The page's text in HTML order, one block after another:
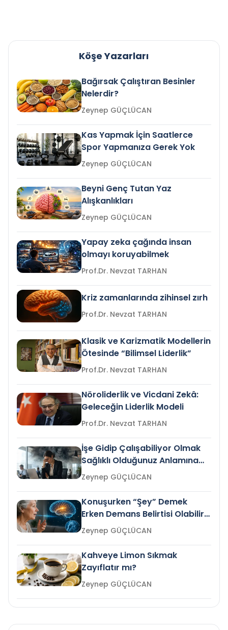
Köşe Yazarları
Bağırsak Çalıştıran Besinler
Nelerdir?
Zeynep GÜÇLÜCAN
Kas Yapmak İçin Saatlerce
Spor Yapmanıza Gerek Yok
Zeynep GÜÇLÜCAN
Beyni Genç Tutan Yaz
Alışkanlıkları
Zeynep GÜÇLÜCAN
Yapay zeka çağında insan
olmayı koruyabilmek
Prof.Dr. Nevzat TARHAN
Kriz zamanlarında zihinsel zırh
Prof.Dr. Nevzat TARHAN
Klasik ve Karizmatik Modellerin
Ötesinde “Bilimsel Liderlik”
Prof.Dr. Nevzat TARHAN
Nöroliderlik ve Vicdani Zekâ:
Geleceğin Liderlik Modeli
Prof.Dr. Nevzat TARHAN
İşe Gidip Çalışabiliyor Olmak
Sağlıklı Olduğunuz Anlamına
Gelir mi?Zeynep GÜÇLÜCAN
Konuşurken “Şey” Demek
Erken Demans Belirtisi Olabilir
mi?
Zeynep GÜÇLÜCAN
Kahveye Limon Sıkmak
Zayıflatır mı?
Zeynep GÜÇLÜCAN